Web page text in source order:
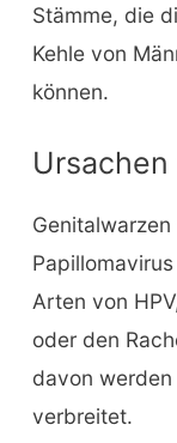
Stämme, die
Kehle von
können.
Arten von
oder den
davon
verbreitet.